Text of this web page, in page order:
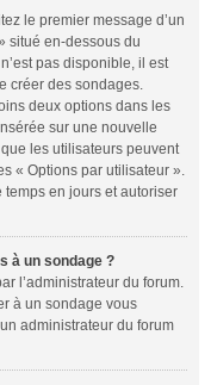
le premier message d’un
situé en-dessous du
pas disponible, il est
créer des sondages.
deux options dans les
sur une nouvelle
les utilisateurs peuvent
« Options par utilisateur ».
en jours et autoriser
à un sondage ?
l’administrateur du forum.
à un sondage vous
administrateur du forum